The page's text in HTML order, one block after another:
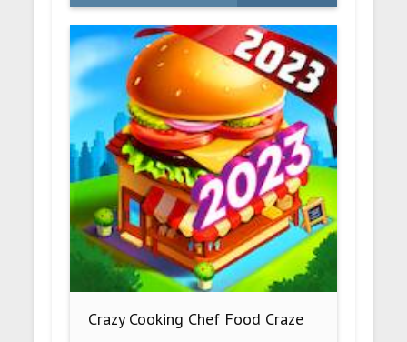
Crazy Cooking Chef Food Craze